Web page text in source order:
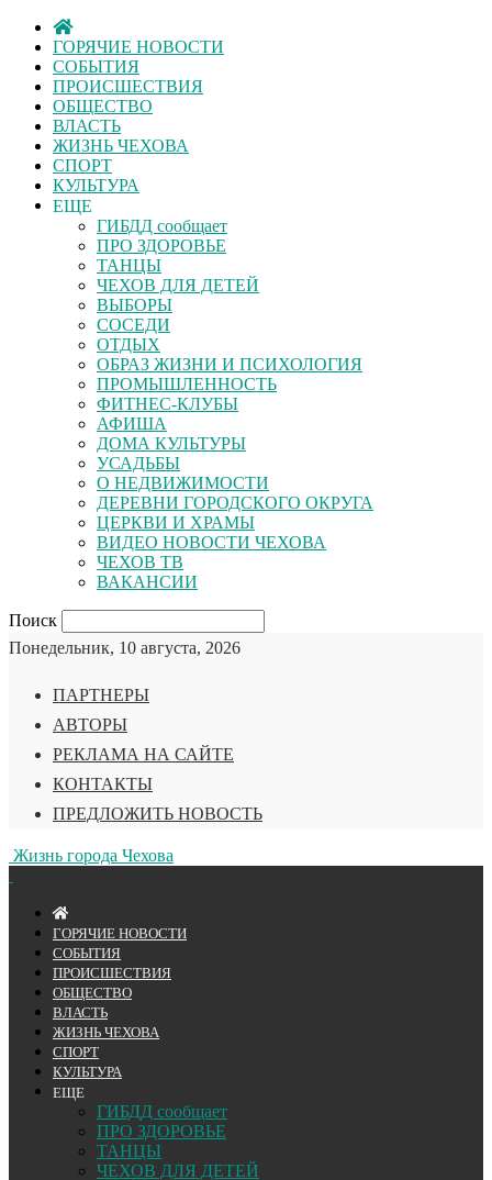
ГОРЯЧИЕ НОВОСТИ
СОБЫТИЯ
ПРОИСШЕСТВИЯ
ОБЩЕСТВО
ВЛАСТЬ
ЖИЗНЬ ЧЕХОВА
СПОРТ
КУЛЬТУРА
ЕЩЕ
ГИБДД сообщает
ПРО ЗДОРОВЬЕ
ТАНЦЫ
ЧЕХОВ ДЛЯ ДЕТЕЙ
ВЫБОРЫ
СОСЕДИ
ОТДЫХ
ОБРАЗ ЖИЗНИ И ПСИХОЛОГИЯ
ПРОМЫШЛЕННОСТЬ
ФИТНЕС-КЛУБЫ
АФИША
ДОМА КУЛЬТУРЫ
УСАДЬБЫ
О НЕДВИЖИМОСТИ
ДЕРЕВНИ ГОРОДСКОГО ОКРУГА
ЦЕРКВИ И ХРАМЫ
ВИДЕО НОВОСТИ ЧЕХОВА
ЧЕХОВ ТВ
ВАКАНСИИ
Поиск
Понедельник, 10 августа, 2026
ПАРТНЕРЫ
АВТОРЫ
РЕКЛАМА НА САЙТЕ
КОНТАКТЫ
ПРЕДЛОЖИТЬ НОВОСТЬ
Жизнь города Чехова
ГОРЯЧИЕ НОВОСТИ
СОБЫТИЯ
ПРОИСШЕСТВИЯ
ОБЩЕСТВО
ВЛАСТЬ
ЖИЗНЬ ЧЕХОВА
СПОРТ
КУЛЬТУРА
ЕЩЕ
ГИБДД сообщает
ПРО ЗДОРОВЬЕ
ТАНЦЫ
ЧЕХОВ ДЛЯ ДЕТЕЙ